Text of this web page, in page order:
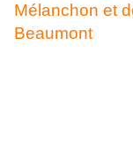
Mélanchon et
Beaumont